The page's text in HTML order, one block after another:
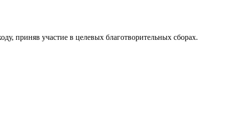
приняв участие в целевых благотворительных сборах.